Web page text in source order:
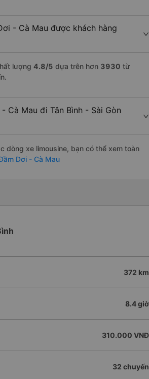
- Cà Mau được khách hàng
lượng 4.8/5 dựa trên hơn 3930 từ
Mau đi Tân Bình - Sài Gòn
dòng xe limousine, bạn có thể xem toàn
Dơi - Cà Mau
372 km
8.4 giờ
310.000 VNĐ
32 chuyến